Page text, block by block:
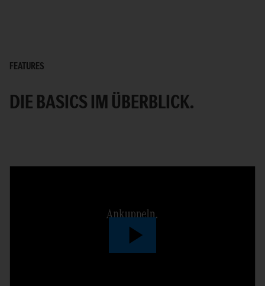
FEATURES
DIE BASICS IM ÜBERBLICK.
Play